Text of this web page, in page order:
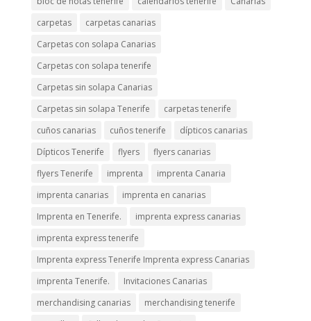
carpetas
carpetas canarias
Carpetas con solapa Canarias
Carpetas con solapa tenerife
Carpetas sin solapa Canarias
Carpetas sin solapa Tenerife
carpetas tenerife
cuños canarias
cuños tenerife
dípticos canarias
Dípticos Tenerife
flyers
flyers canarias
flyers Tenerife
imprenta
imprenta Canaria
imprenta canarias
imprenta en canarias
Imprenta en Tenerife.
imprenta express canarias
imprenta express tenerife
Imprenta express Tenerife Imprenta express Canarias
imprenta Tenerife.
Invitaciones Canarias
merchandising canarias
merchandising tenerife